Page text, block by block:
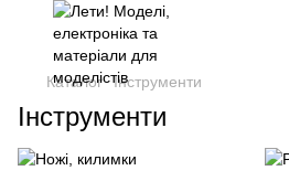
Каталог Інструменти
Інструменти